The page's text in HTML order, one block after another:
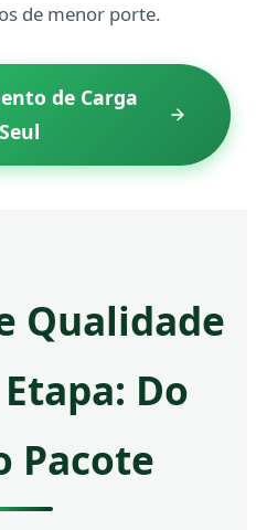
de menor porte.
de Carga
Qualidade
Do
Pacote